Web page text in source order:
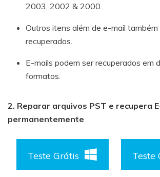
2003, 2002 & 2000.
Outros itens além de e-mail
recuperados.
E-mails podem ser recuperados em
formatos.
2. Reparar arquivos PST e recupera
permanentemente
Teste Grátis Teste